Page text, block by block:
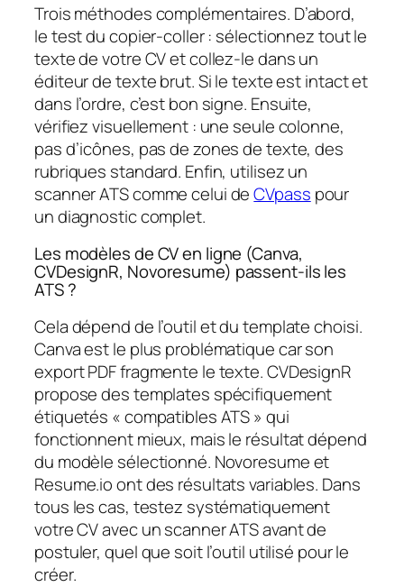
Trois méthodes complémentaires. D’abord,
le test du copier-coller : sélectionnez tout le
texte de votre CV et collez-le dans un
éditeur de texte brut. Si le texte est intact et
dans l’ordre, c’est bon signe. Ensuite,
vérifiez visuellement : une seule colonne,
pas d’icônes, pas de zones de texte, des
rubriques standard. Enfin, utilisez un
scanner ATS comme celui deCVpass pour
un diagnostic complet.
Les modèles de CV en ligne (Canva,
CVDesignR, Novoresume) passent-ils les
ATS ?
Cela dépend de l’outil et du template choisi.
Canva est le plus problématique car son
export PDF fragmente le texte. CVDesignR
propose des templates spécifiquement
étiquetés « compatibles ATS » qui
fonctionnent mieux, mais le résultat dépend
du modèle sélectionné. Novoresume et
Resume.io ont des résultats variables. Dans
tous les cas, testez systématiquement
votre CV avec un scanner ATS avant de
postuler, quel que soit l’outil utilisé pour le
créer.